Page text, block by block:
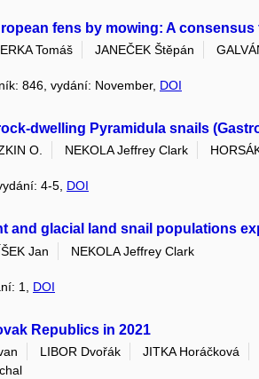
fens by mowing: A
Tomáš JANEČEK Štěpán
846, vydání: November, DOI
dwelling Pyramidula snails
O. NEKOLA Jeffrey Clark
4-5, DOI
and glacial land snail populations
Jan
NEKOLA Jeffrey Clark
1, DOI
Republics in 2021
LIBOR Dvořák JITKA Horáčková